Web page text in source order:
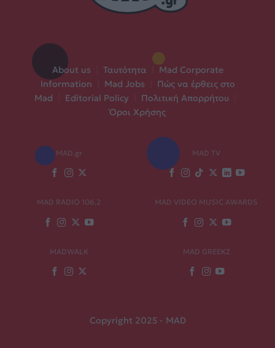
About us Ταυτότητα
Mad Corporate
Information
Mad Jobs
Πώς να έρθεις στο
Mad
Editorial Policy Πολιτική Απορρήτου
Όροι Χρήσης
MAD.gr MAD TV
MAD RADIO 106,2 MAD VIDEO MUSIC AWARDS
MADWALK MAD GREEKZ
Copyright 2025 - MAD